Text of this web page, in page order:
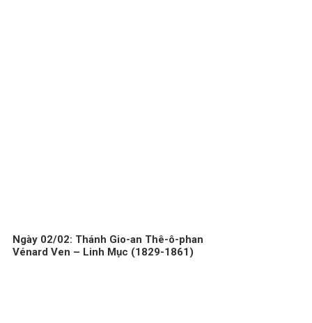
Ngày 02/02: Thánh Gio-an Thê-ô-phan
Vénard Ven – Linh Mục (1829-1861)